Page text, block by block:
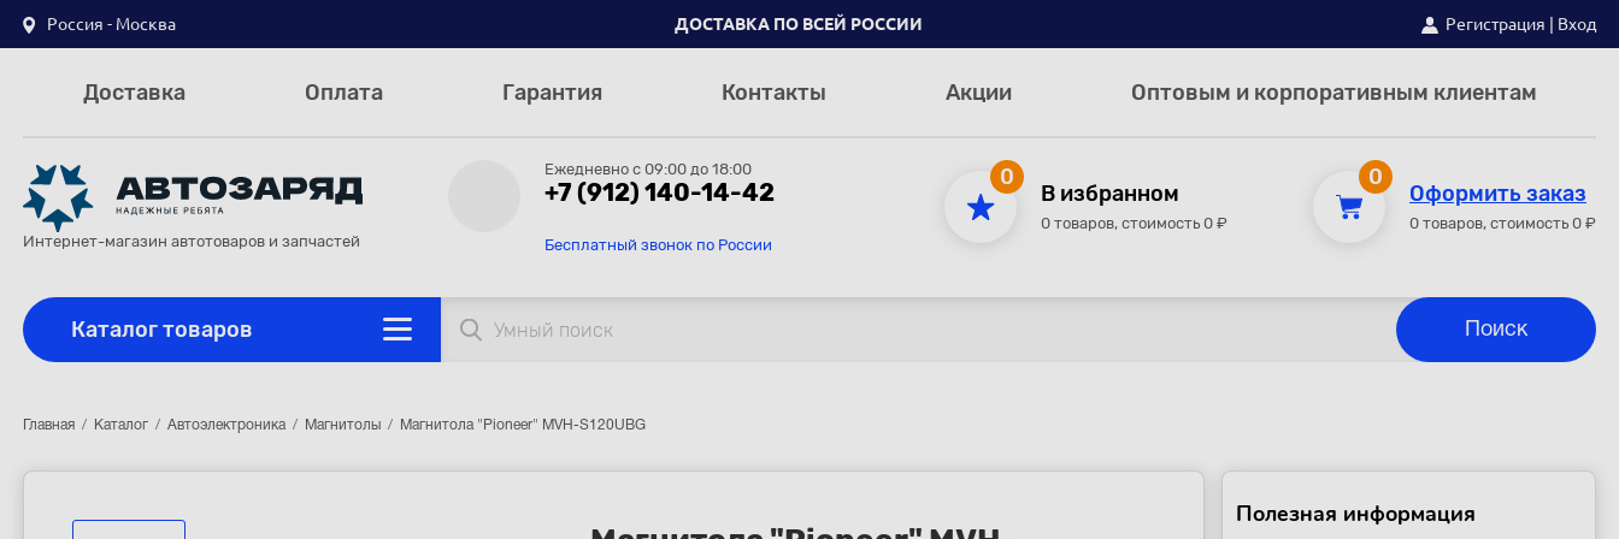
Россия - Москва ДОСТАВКА ПО ВСЕЙ РОССИИ Регистрация Вход
Доставка Оплата Гарантия Контакты Акции Оптовым и корпоративным клиентам
Интернет-магазин автотоваров и запчастей
Ежедневно с 09:00 до 18:00
+7 (912) 140-14-42
Бесплатный звонок по России
0
В избранном
0 товаров, стоимость 0 ₽
0
Оформить заказ
0 товаров, стоимость 0 ₽
Каталог товаров
Главная Каталог Автоэлектроника Магнитолы Магнитола "Pioneer" MVH-S120UBG
Полезная информация